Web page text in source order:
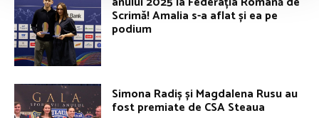
Scrimă! Amalia s-a aflat și ea pe
podium
Simona Radiș și Magdalena Rusu au
fost premiate de CSA Steaua